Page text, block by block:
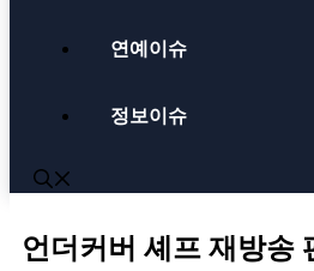
연예이슈
정보이슈
언더커버 셰프 재방송